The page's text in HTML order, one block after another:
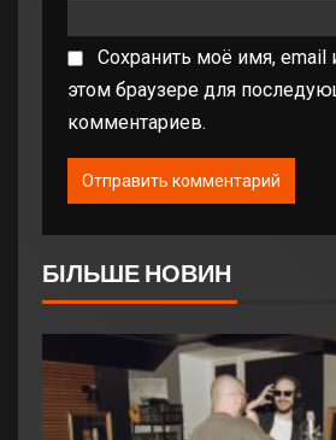
Сохранить моё имя, email
этом браузере для
комментариев.
БІЛЬШЕ НОВИН